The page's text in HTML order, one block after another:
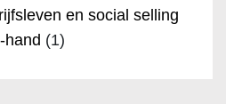
en social selling
hand (1)